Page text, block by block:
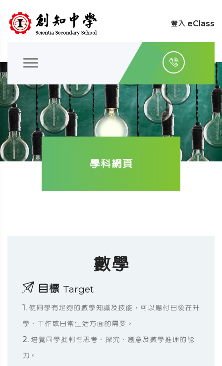
登入 eClass
學科網頁
數學
目標 Target
1. 使同學有足夠的數學知識及技能，可以應付日後在升
學、工作或日常生活方面的需要。
2. 培養同學批判性思考、探究、創意及數學推理的能
力。